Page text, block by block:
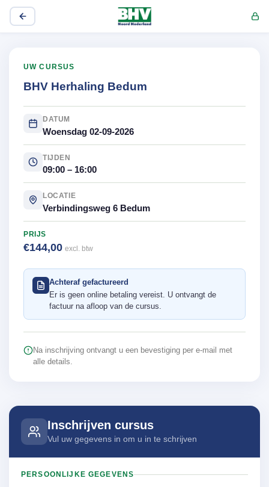
Inschrijven cursus
Vul uw gegevens in om u in te schrijven
PERSOONLIJKE GEGEVENS
UW CURSUS
BHV Herhaling Bedum
DATUM
Woensdag 02-09-2026
TIJDEN
09:00 – 16:00
LOCATIE
Verbindingsweg 6 Bedum
PRIJS
€144,00 excl. btw
Achteraf gefactureerd
Er is geen online betaling vereist. U ontvangt de
factuur na afloop van de cursus.
Na inschrijving ontvangt u een bevestiging per e-mail met
alle details.